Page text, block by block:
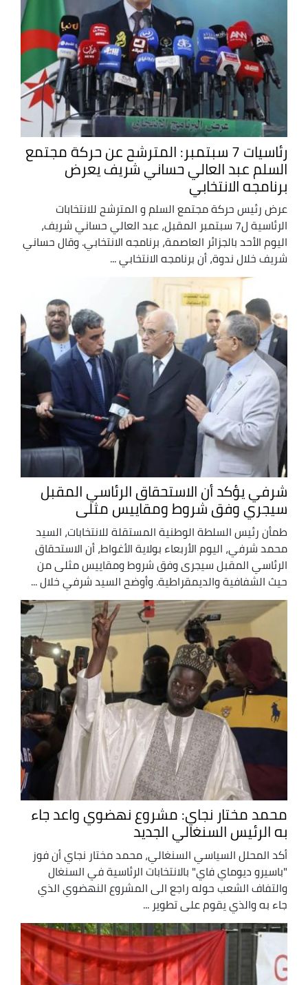
رئاسيات 7 سبتمبر: المترشح عن حركة مجتمع
السلم عبد العالي حساني شريف يعرض
برنامجه الانتخابي
عرض رئيس حركة مجتمع السلم و المترشح للانتخابات
الرئاسية ل7 سبتمبر المقبل، عبد العالي حساني شريف،
اليوم الأحد بالجزائر العاصمة، برنامجه الانتخابي. وقال حساني
شريف خلال ندوة، أن برنامجه الانتخابي ...
شرفي يؤكد أن الاستحقاق الرئاسي المقبل
سيجري وفق شروط ومقاييس مثلى
طمأن رئيس السلطة الوطنية المستقلة للانتخابات، السيد
محمد شرفي، اليوم الأربعاء بولاية الأغواط، أن الاستحقاق
الرئاسي المقبل سيجرى وفق شروط ومقاييس مثلى من
حيث الشفافية والديمقراطية. وأوضح السيد شرفي خلال ...
محمد مختار نجاي: مشروع نهضوي واعد جاء
به الرئيس السنغالي الجديد
أكد المحلل السياسي السنغالي، محمد مختار نجاي أن فوز
"باسيرو ديوماي فاي" بالانتخابات الرئاسية في السنغال
والتفاف الشعب حوله راجع الى المشروع النهضوي الذي
جاء به والذي يقوم على تطوير ...